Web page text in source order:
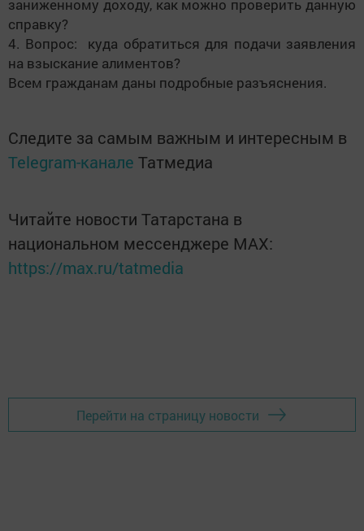
заниженному доходу, как можно проверить данную
справку?
4. Вопрос: куда обратиться для подачи заявления
на взыскание алиментов?
Всем гражданам даны подробные разъяснения.
Следите за самым важным и интересным в
Telegram-канале Татмедиа
Читайте новости Татарстана в
национальном мессенджере MАХ:
https://max.ru/tatmedia
Перейти на страницу новости